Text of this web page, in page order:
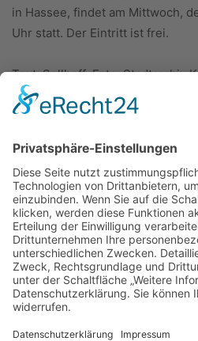
in Hassee, findet am Mittwoch,
Uhr statt. Der Eintritt ist frei.
Text: Sellhoff; Foto: Stadtarchiv
ÜBER
KIEL
Carsten Frahm Verlag,
24113 Kiel